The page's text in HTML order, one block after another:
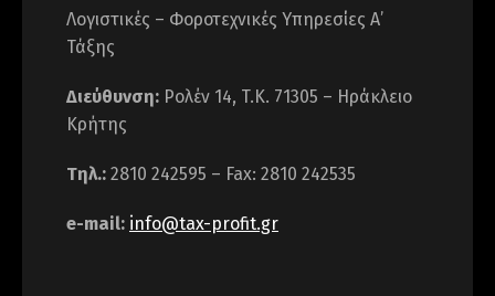
Λογιστικές – Φοροτεχνικές Υπηρεσίες Α’
Τάξης
Διεύθυνση: Ρολέν 14, T.K. 71305 – Ηράκλειο
Κρήτης
Τηλ.: 2810 242595 – Fax: 2810 242535
e-mail: info@tax-profit.gr